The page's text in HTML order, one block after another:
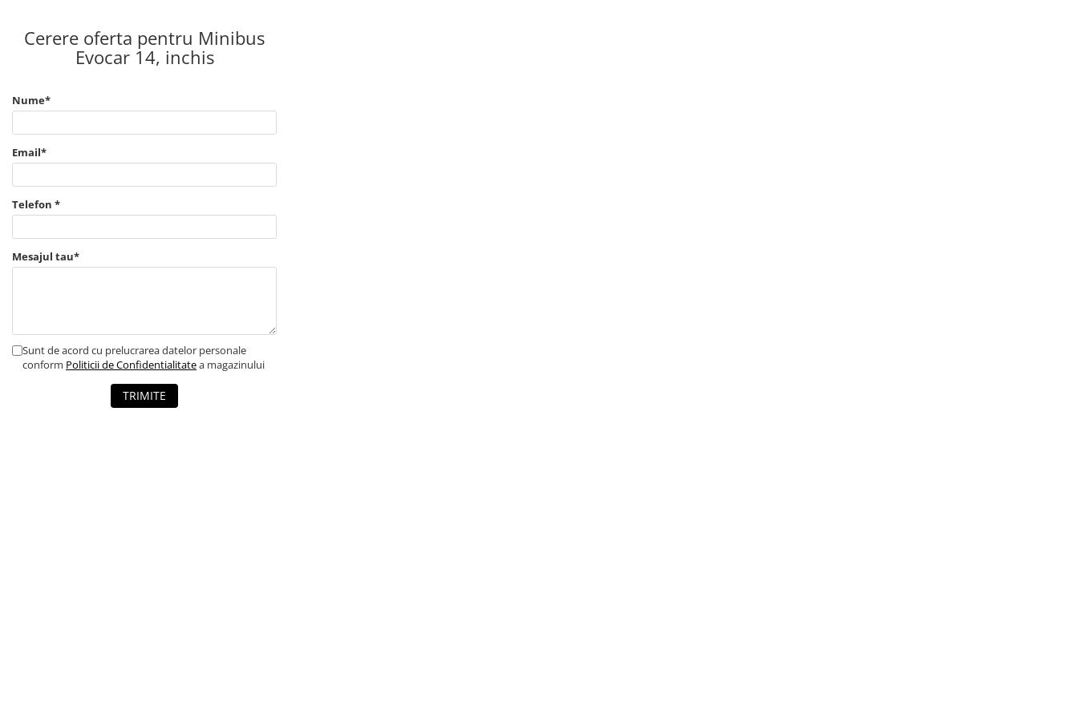
Cerere oferta pentru Minibus
Evocar 14, inchis
Nume*
Email*
Telefon *
Mesajul tau*
Sunt de acord cu prelucrarea datelor personale
conform Politicii de Confidentialitatea magazinului
TRIMITE